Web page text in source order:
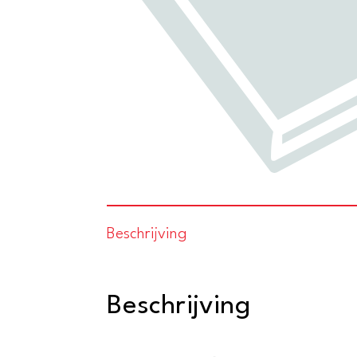
Beschrijving
Beschrijving